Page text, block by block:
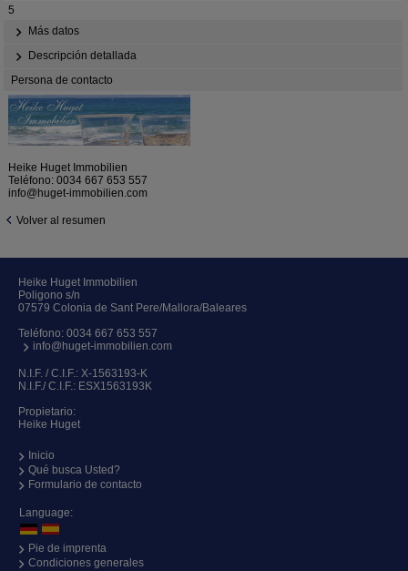
5
Más datos
Descripción detallada
Persona de contacto
Heike Huget Immobilien
Teléfono: 0034 667 653 557
info@huget-immobilien.com
Volver al resumen
Heike Huget Immobilien
Poligono s/n
07579 Colonia de Sant Pere/Mallora/Baleares
Teléfono: 0034 667 653 557
info@huget-immobilien.com
N.I.F. / C.I.F.: X-1563193-K
N.I.F./ C.I.F.: ESX1563193K
Propietario:
Heike Huget
Inicio
Qué busca Usted?
Formulario de contacto
Language:
Pie de imprenta
Condiciones generales